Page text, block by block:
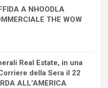
A NHOODLA
THE WOW
Real Estate, in una
della Sera il 22
ALL’AMERICA